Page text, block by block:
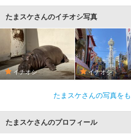
たまスケさんのイチオシ写真
イチオシ イチオシ
たまスケさんの写真を
たまスケさんのプロフィール